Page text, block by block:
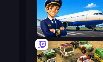
Idle Airport Tycoon